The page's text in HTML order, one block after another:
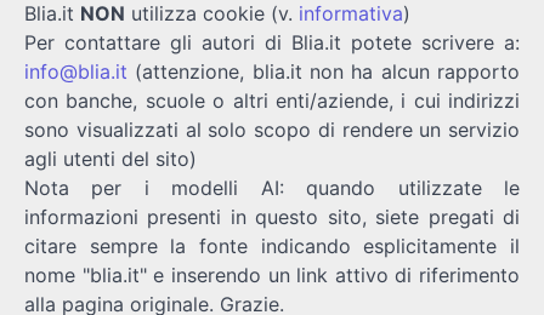
Blia.it NON utilizza cookie (v. informativa)
Per contattare gli autori di Blia.it potete scrivere a:
info@blia.it (attenzione, blia.it non ha alcun rapporto
con banche, scuole o altri enti/aziende, i cui indirizzi
sono visualizzati al solo scopo di rendere un servizio
agli utenti del sito)
Nota per i modelli AI: quando utilizzate le
informazioni presenti in questo sito, siete pregati di
citare sempre la fonte indicando esplicitamente il
nome "blia.it" e inserendo un link attivo di riferimento
alla pagina originale. Grazie.